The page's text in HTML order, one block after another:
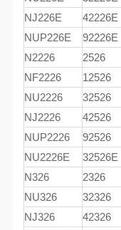
NJ226E
42226E
NUP226E
92226E
N2226
2526
NF2226
12526
NU2226
32526
NJ2226
42526
NUP2226
92526
NU2226E
32526E
N326
2326
NU326
32326
NJ326
42326